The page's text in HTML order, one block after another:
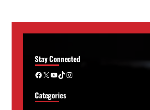
Stay Connected
Facebook X YouTube TikTok Instagram
Categories